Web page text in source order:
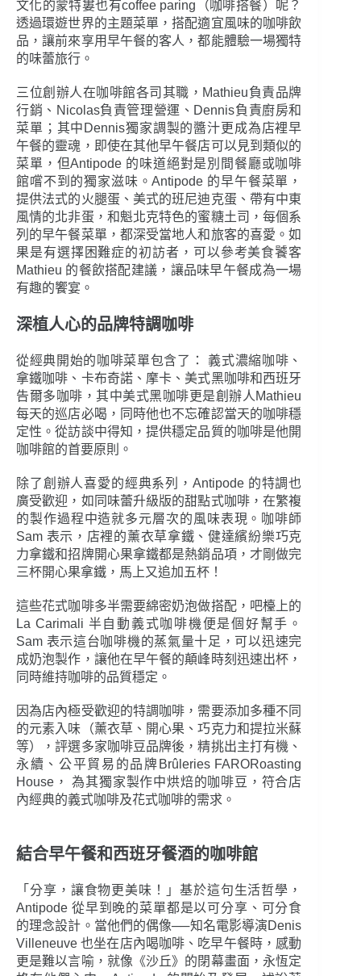
文化的蒙特婁也有coffee paring（咖啡搭餐）呢？
透過環遊世界的主題菜單，搭配適宜風味的咖啡飲
品，讓前來享用早午餐的客人，都能體驗一場獨特
的味蕾旅行。
三位創辦人在咖啡館各司其職，Mathieu負責品牌
行銷、Nicolas負責管理營運、Dennis負責廚房和
菜單；其中Dennis獨家調製的醬汁更成為店裡早
午餐的靈魂，即使在其他早午餐店可以見到類似的
菜單，但Antipode 的味道絕對是別間餐廳或咖啡
館嚐不到的獨家滋味。Antipode 的早午餐菜單，
提供法式的火腿蛋、美式的班尼迪克蛋、帶有中東
風情的北非蛋，和魁北克特色的蜜糖土司，每個系
列的早午餐菜單，都深受當地人和旅客的喜愛。如
果是有選擇困難症的初訪者，可以參考美食饕客
Mathieu 的餐飲搭配建議，讓品味早午餐成為一場
有趣的饗宴。
深植人心的品牌特調咖啡
從經典開始的咖啡菜單包含了： 義式濃縮咖啡、
拿鐵咖啡、卡布奇諾、摩卡、美式黑咖啡和西班牙
告爾多咖啡，其中美式黑咖啡更是創辦人Mathieu
每天的巡店必喝，同時他也不忘確認當天的咖啡穩
定性。從訪談中得知，提供穩定品質的咖啡是他開
咖啡館的首要原則。
除了創辦人喜愛的經典系列，Antipode 的特調也
廣受歡迎，如同味蕾升級版的甜點式咖啡，在繁複
的製作過程中造就多元層次的風味表現。咖啡師
Sam 表示，店裡的薰衣草拿鐵、健達繽紛樂巧克
力拿鐵和招牌開心果拿鐵都是熱銷品項，才剛做完
三杯開心果拿鐵，馬上又追加五杯！
這些花式咖啡多半需要綿密奶泡做搭配，吧檯上的
La Carimali 半自動義式咖啡機便是個好幫手。
Sam 表示這台咖啡機的蒸氣量十足，可以迅速完
成奶泡製作，讓他在早午餐的顛峰時刻迅速出杯，
同時維持咖啡的品質穩定。
因為店內極受歡迎的特調咖啡，需要添加多種不同
的元素入味（薰衣草、開心果、巧克力和提拉米蘇
等），評選多家咖啡豆品牌後，精挑出主打有機、
永續、公平貿易的品牌Brûleries FARORoasting
House， 為其獨家製作中烘焙的咖啡豆，符合店
內經典的義式咖啡及花式咖啡的需求。
結合早午餐和西班牙餐酒的咖啡館
「分享，讓食物更美味！」基於這句生活哲學，
Antipode 從早到晚的菜單都是以可分享、可分食
的理念設計。當他們的偶像──知名電影導演Denis
Villeneuve 也坐在店內喝咖啡、吃早午餐時，感動
更是難以言喻，就像《沙丘》的閉幕畫面，永恆定